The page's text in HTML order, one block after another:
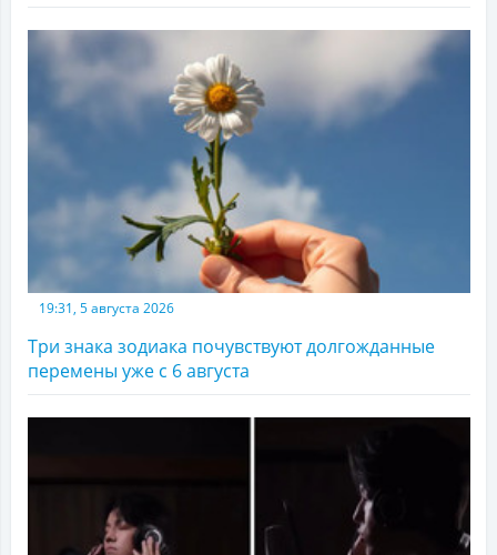
19:31, 5 августа 2026
Три знака зодиака почувствуют долгожданные
перемены уже с 6 августа